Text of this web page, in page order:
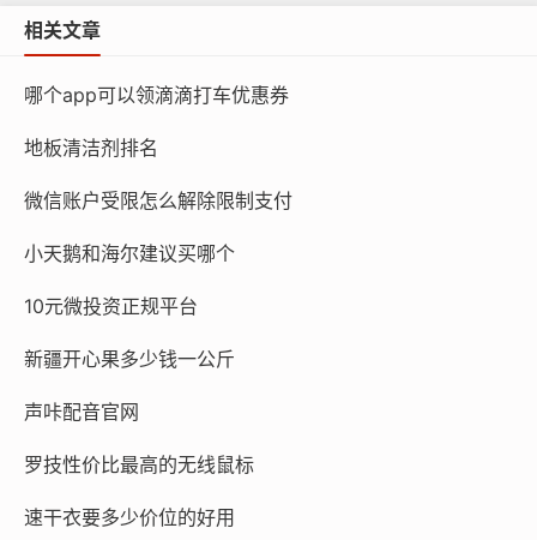
相关文章
哪个app可以领滴滴打车优惠券
地板清洁剂排名
微信账户受限怎么解除限制支付
小天鹅和海尔建议买哪个
10元微投资正规平台
新疆开心果多少钱一公斤
声咔配音官网
罗技性价比最高的无线鼠标
速干衣要多少价位的好用